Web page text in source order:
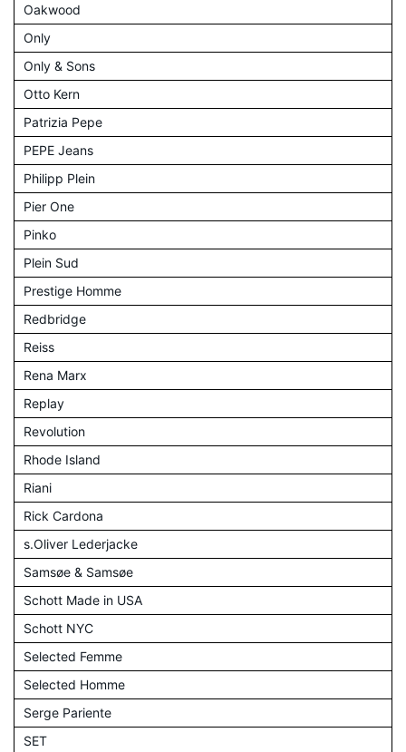
Oakwood
Only
Only & Sons
Otto Kern
Patrizia Pepe
PEPE Jeans
Philipp Plein
Pier One
Pinko
Plein Sud
Prestige Homme
Redbridge
Reiss
Rena Marx
Replay
Revolution
Rhode Island
Riani
Rick Cardona
s.Oliver Lederjacke
Samsøe & Samsøe
Schott Made in USA
Schott NYC
Selected Femme
Selected Homme
Serge Pariente
SET